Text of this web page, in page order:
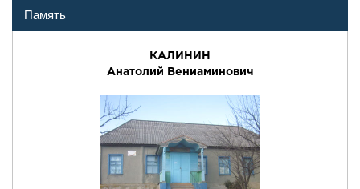
Память
КАЛИНИН
Анатолий Вениаминович